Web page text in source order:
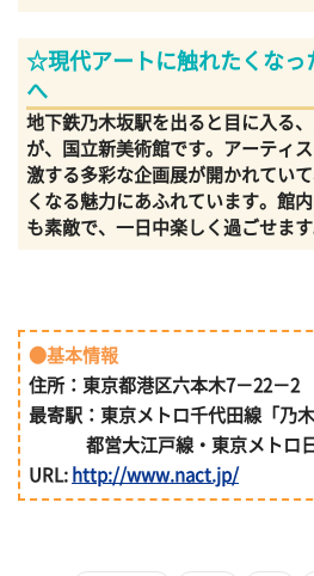
☆現代アートに触れたくなっ
へ
地下鉄乃木坂駅を出ると目に入る
が、国立新美術館です。アーティ
激する多彩な企画展が開かれてい
くなる魅力にあふれています。館
も素敵で、一日中楽しく過ごせます
●基本情報
住所：東京都港区六本木7－22－2
最寄駅：東京メトロ千代田線「乃木
都営大江戸線・東京メトロ日
URL: http://www.nact.jp/